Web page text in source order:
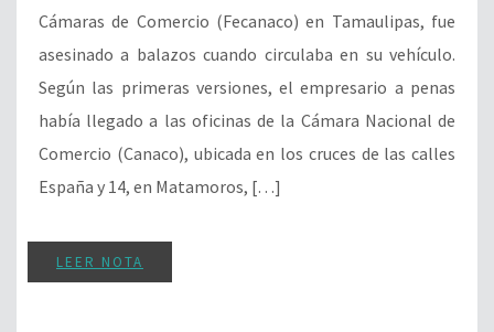
Cámaras de Comercio (Fecanaco) en Tamaulipas, fue
asesinado a balazos cuando circulaba en su vehículo.
Según las primeras versiones, el empresario a penas
había llegado a las oficinas de la Cámara Nacional de
Comercio (Canaco), ubicada en los cruces de las calles
España y 14, en Matamoros, […]
LEER NOTA